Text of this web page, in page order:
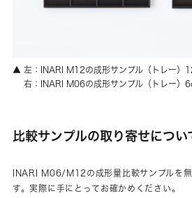
▲ 左：INARI M12の成形サンプル（トレー）
右：INARI M06の成形サンプル（トレー）
比較サンプルの取り寄せについ
INARI M06/M12の成形量比較サンプルを
す。実際に手にとってお確かめください。